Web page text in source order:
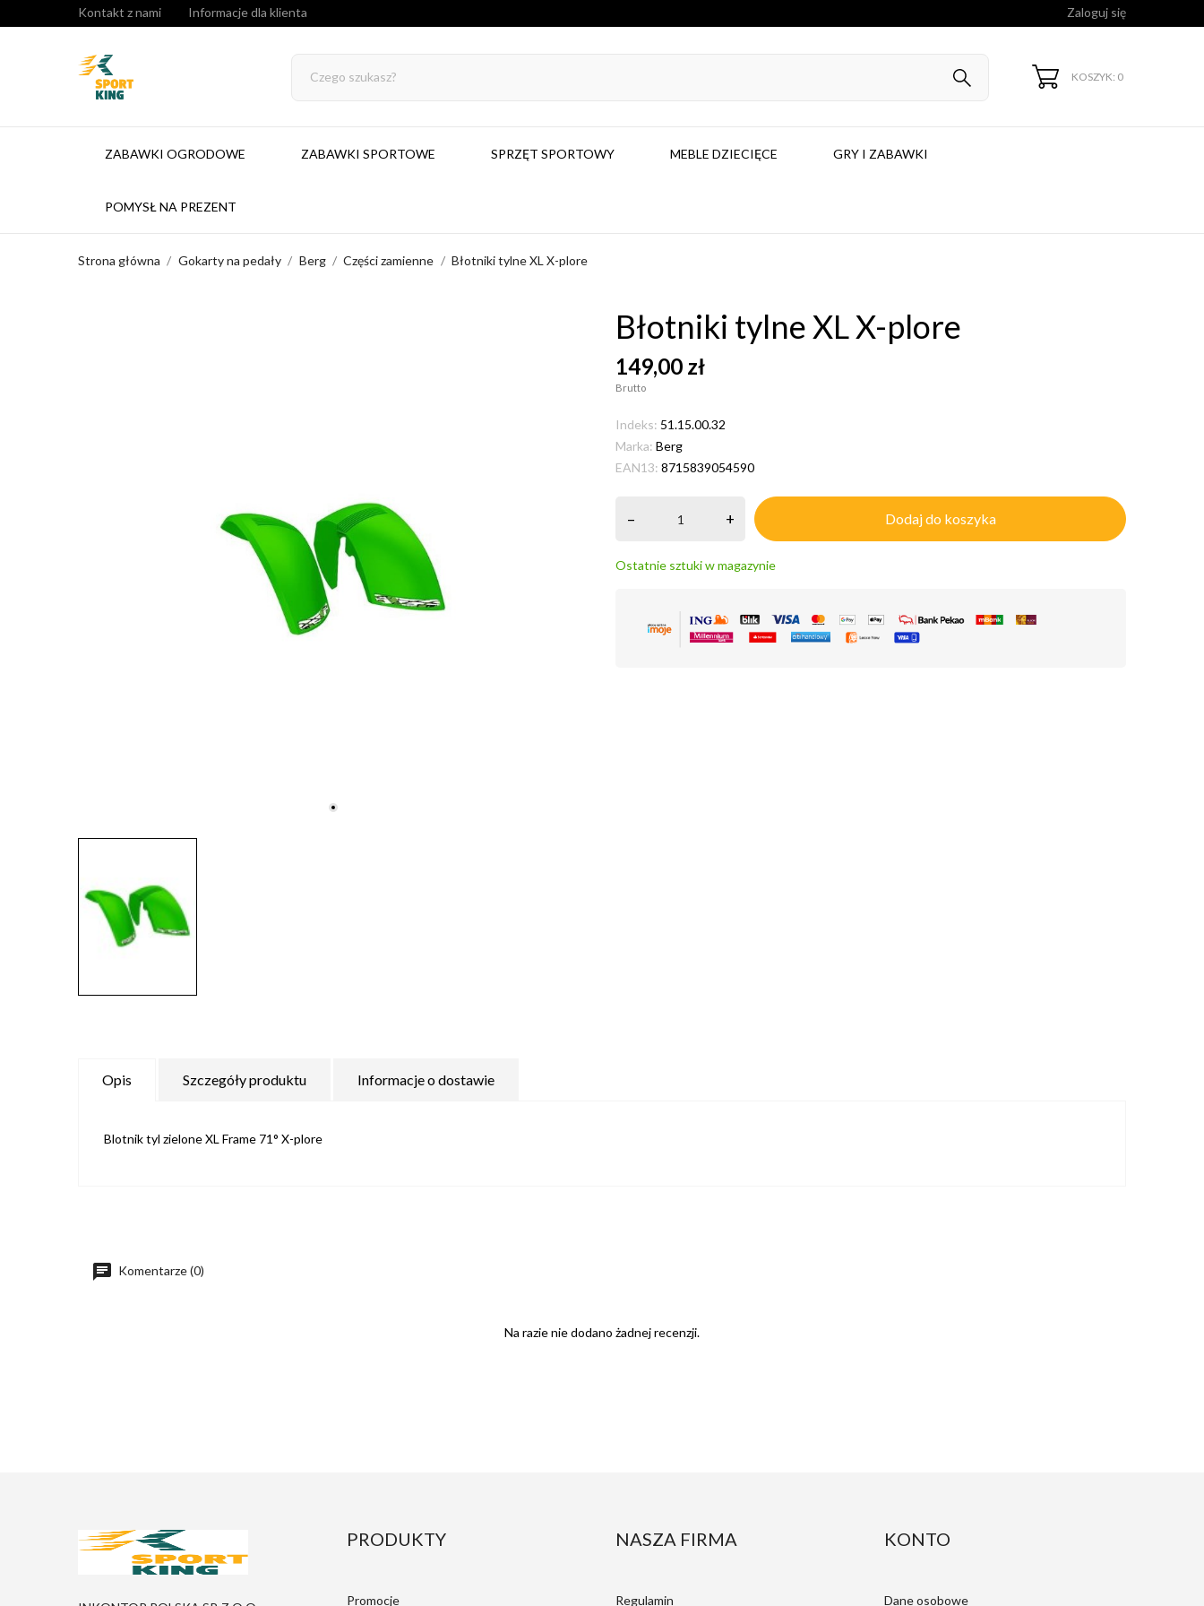
Kontakt z nami Informacje dla klienta Zaloguj się
KOSZYK: 0
ZABAWKI OGRODOWE ZABAWKI SPORTOWE SPRZĘT SPORTOWY MEBLE DZIECIĘCE GRY I ZABAWKI
POMYSŁ NA PREZENT
Strona główna Gokarty na pedały Berg Części zamienne Błotniki tylne XL X-plore
Błotniki tylne XL X-plore
149,00 zł
Brutto
Indeks: 51.15.00.32
Marka: Berg
EAN13: 8715839054590
– + Dodaj do koszyka
Ostatnie sztuki w magazynie
Opis Szczegóły produktu Informacje o dostawie
Blotnik tyl zielone XL Frame 71° X-plore
Komentarze (0)
Na razie nie dodano żadnej recenzji.
PRODUKTY
Promocje
NASZA FIRMA
Regulamin
KONTO
Dane osobowe